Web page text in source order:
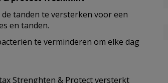
tanden te versterken voor een
en tanden.
te verminderen om elke dag
Strenghten & Protect versterkt